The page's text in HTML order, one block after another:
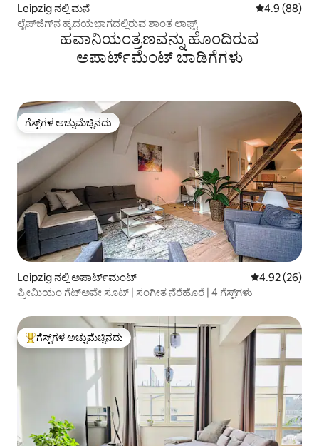
Leipzig ನಲ್ಲಿ ಮನೆ 5 ರಲ್ಲಿ 4.9
4.9 (88)
ಲೈಪ್‌ಜಿಗ್‌ನ ಹೃದಯಭಾಗದಲ್ಲಿರುವ ಶಾಂತ ಲಾಫ್ಟ್
ಹವಾನಿಯಂತ್ರಣವನ್ನು ಹೊಂದಿರುವ
ಅಪಾರ್ಟ್‌ಮೆಂಟ್‌ ಬಾಡಿಗೆಗಳು
ಗೆಸ್ಟ್‌ಗಳ ಅಚ್ಚುಮೆಚ್ಚಿನದು
ಗೆಸ್ಟ್‌ಗಳ ಅಚ್ಚುಮೆಚ್ಚಿನದು
Leipzig ನಲ್ಲಿ ಅಪಾರ್ಟ್‌ಮಂಟ್ 5 ರಲ್ಲಿ 4.92
4.92 (26)
ಪ್ರೀಮಿಯಂ ಗೆಟ್‌ಅವೇ ಸೂಟ್ | ಸಂಗೀತ ನೆರೆಹೊರೆ | 4 ಗೆಸ್ಟ್‌ಗಳು
ಗೆಸ್ಟ್‌ಗಳಿಗೆ ಅತಿ ಹೆಚ್ಚು ಅಚ್ಚುಮೆಚ್ಚಿನದು
ಗೆಸ್ಟ್‌ಗಳ ಅಚ್ಚುಮೆಚ್ಚಿನದು